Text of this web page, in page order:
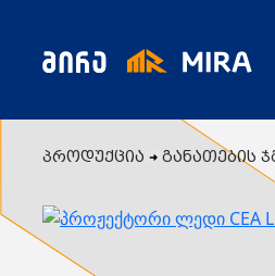
ყველა პროდუქცია
გენერატორი
ცენტრალური გათბობის
სიახლეები
პროდუქცია განათების